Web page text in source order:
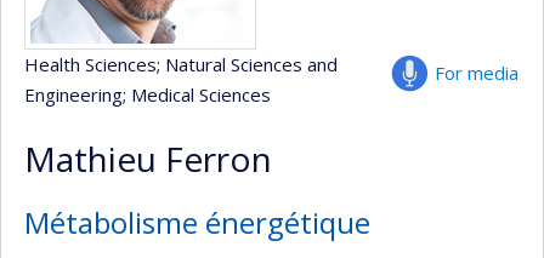
For media
Health Sciences; Natural Sciences and
Engineering; Medical Sciences
Mathieu Ferron
Métabolisme énergétique